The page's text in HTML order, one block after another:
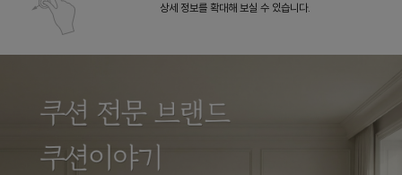
상세 정보를 확대해 보실 수 있습니다.